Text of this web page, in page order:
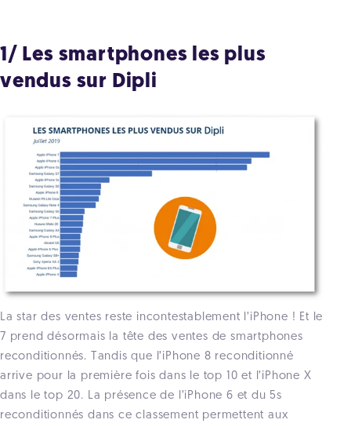
1/ Les smartphones les plus
vendus sur Dipli
La star des ventes reste incontestablement l’iPhone ! Et le
7 prend désormais la tête des ventes de smartphones
reconditionnés. Tandis que l’iPhone 8 reconditionné
arrive pour la première fois dans le top 10 et l’iPhone X
dans le top 20. La présence de l’iPhone 6 et du 5s
reconditionnés dans ce classement permettent aux